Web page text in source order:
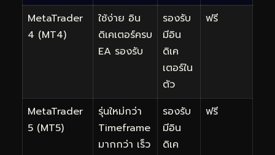
MetaTrader
4 (MT4)
ใช้ง่าย อิน
ดิเคเตอร์ครบ
EA รองรับ
รองรับ
มีอิน
ดิเค
เตอร์ใน
ตัว
ฟรี
MetaTrader
5 (MT5)
รุ่นใหม่กว่า
Timeframe
มากกว่า เร็ว
รองรับ
มีอิน
ดิเค
ฟรี